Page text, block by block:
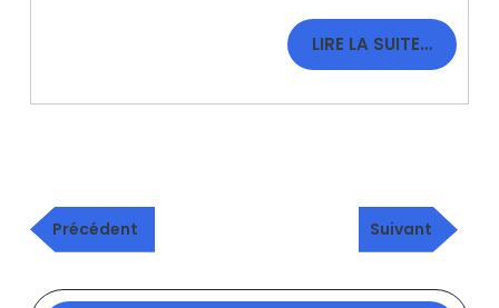
LIRE LA SUITE…LIRE
LA
Navigation
dePublication
précédente
Précédent
Article
suivant
Suivant